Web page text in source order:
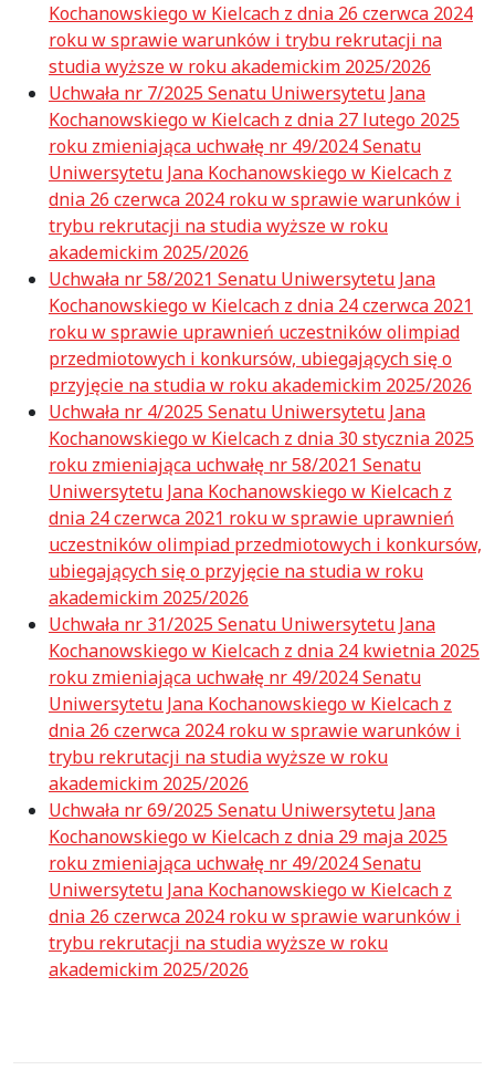
Kochanowskiego w Kielcach z dnia 26 czerwca 2024
roku w sprawie warunków i trybu rekrutacji na
studia wyższe w roku akademickim 2025/2026
Uchwała nr 7/2025 Senatu Uniwersytetu Jana
Kochanowskiego w Kielcach z dnia 27 lutego 2025
roku zmieniająca uchwałę nr 49/2024 Senatu
Uniwersytetu Jana Kochanowskiego w Kielcach z
dnia 26 czerwca 2024 roku w sprawie warunków i
trybu rekrutacji na studia wyższe w roku
akademickim 2025/2026
Uchwała nr 58/2021 Senatu Uniwersytetu Jana
Kochanowskiego w Kielcach z dnia 24 czerwca 2021
roku w sprawie uprawnień uczestników olimpiad
przedmiotowych i konkursów, ubiegających się o
przyjęcie na studia w roku akademickim 2025/2026
Uchwała nr 4/2025 Senatu Uniwersytetu Jana
Kochanowskiego w Kielcach z dnia 30 stycznia 2025
roku zmieniająca uchwałę nr 58/2021 Senatu
Uniwersytetu Jana Kochanowskiego w Kielcach z
dnia 24 czerwca 2021 roku w sprawie uprawnień
uczestników olimpiad przedmiotowych i konkursów,
ubiegających się o przyjęcie na studia w roku
akademickim 2025/2026
Uchwała nr 31/2025 Senatu Uniwersytetu Jana
Kochanowskiego w Kielcach z dnia 24 kwietnia 2025
roku zmieniająca uchwałę nr 49/2024 Senatu
Uniwersytetu Jana Kochanowskiego w Kielcach z
dnia 26 czerwca 2024 roku w sprawie warunków i
trybu rekrutacji na studia wyższe w roku
akademickim 2025/2026
Uchwała nr 69/2025 Senatu Uniwersytetu Jana
Kochanowskiego w Kielcach z dnia 29 maja 2025
roku zmieniająca uchwałę nr 49/2024 Senatu
Uniwersytetu Jana Kochanowskiego w Kielcach z
dnia 26 czerwca 2024 roku w sprawie warunków i
trybu rekrutacji na studia wyższe w roku
akademickim 2025/2026